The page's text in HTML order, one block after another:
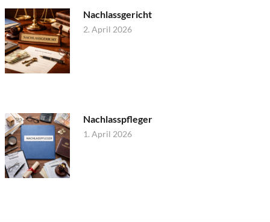
Nachlassgericht
2. April 2026
Nachlasspfleger
1. April 2026